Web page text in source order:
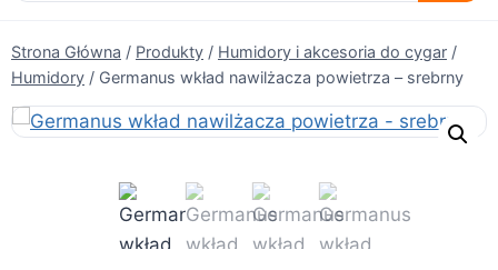
Strona Główna / Produkty / Humidory i akcesoria do cygar /
Humidory / Germanus wkład nawilżacza powietrza – srebrny